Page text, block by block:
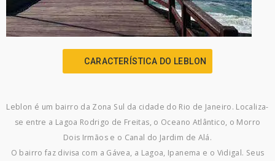
CARACTERÍSTICA DO LEBLON
Leblon é um bairro da Zona Sul da cidade do Rio de Janeiro. Localiza-
se entre a Lagoa Rodrigo de Freitas, o Oceano Atlântico, o Morro
Dois Irmãos e o Canal do Jardim de Alá.
O bairro faz divisa com a Gávea, a Lagoa, Ipanema e o Vidigal. Seus